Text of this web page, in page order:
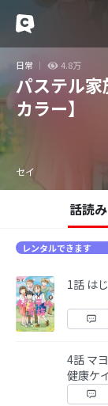
日常 4.8万
パステル
カラー】
セイ
話読み
レンタルできます
1話 は
4話 マ
健康ケ